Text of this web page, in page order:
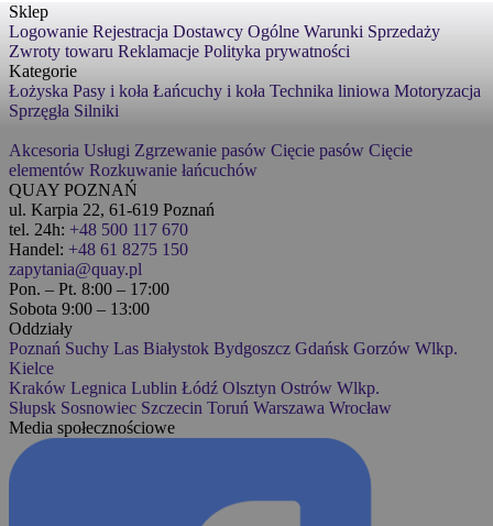
Sklep
Logowanie Rejestracja Dostawcy Ogólne Warunki Sprzedaży
Zwroty towaru Reklamacje Polityka prywatności
Kategorie
Łożyska Pasy i koła Łańcuchy i koła Technika liniowa Motoryzacja
Sprzęgła Silniki
Akcesoria Usługi Zgrzewanie pasów Cięcie pasów Cięcie
elementów Rozkuwanie łańcuchów
QUAY POZNAŃ
ul. Karpia 22, 61-619 Poznań
tel. 24h: +48 500 117 670
Handel: +48 61 8275 150
zapytania@quay.pl
Pon. – Pt. 8:00 – 17:00
Sobota 9:00 – 13:00
Oddziały
Poznań Suchy Las Białystok Bydgoszcz Gdańsk Gorzów Wlkp.
Kielce
Kraków Legnica Lublin Łódź Olsztyn Ostrów Wlkp.
Słupsk Sosnowiec Szczecin Toruń Warszawa Wrocław
Media społecznościowe